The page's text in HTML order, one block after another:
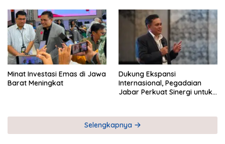
Minat Investasi Emas di Jawa
Barat Meningkat
Dukung Ekspansi
Internasional, Pegadaian
Jabar Perkuat Sinergi untuk
Selengkapnya